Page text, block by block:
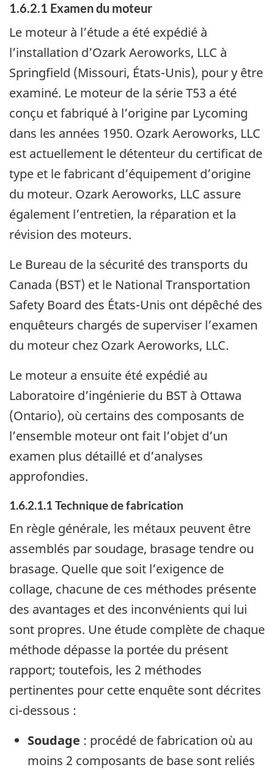
1.6.2.1 Examen du moteur
Le moteur à l’étude a été expédié à
l’installation d’Ozark Aeroworks, LLC à
Springfield (Missouri, États-Unis), pour y être
examiné. Le moteur de la série T53 a été
conçu et fabriqué à l’origine par Lycoming
dans les années 1950. Ozark Aeroworks, LLC
est actuellement le détenteur du certificat de
type et le fabricant d’équipement d’origine
du moteur. Ozark Aeroworks, LLC assure
également l’entretien, la réparation et la
révision des moteurs.
Le Bureau de la sécurité des transports du
Canada (BST) et le National Transportation
Safety Board des États-Unis ont dépêché des
enquêteurs chargés de superviser l’examen
du moteur chez Ozark Aeroworks, LLC.
Le moteur a ensuite été expédié au
Laboratoire d’ingénierie du BST à Ottawa
(Ontario), où certains des composants de
l’ensemble moteur ont fait l’objet d’un
examen plus détaillé et d’analyses
approfondies.
1.6.2.1.1 Technique de fabrication
En règle générale, les métaux peuvent être
assemblés par soudage, brasage tendre ou
brasage. Quelle que soit l’exigence de
collage, chacune de ces méthodes présente
des avantages et des inconvénients qui lui
sont propres. Une étude complète de chaque
méthode dépasse la portée du présent
rapport; toutefois, les 2 méthodes
pertinentes pour cette enquête sont décrites
ci-dessous :
Soudage : procédé de fabrication où au
moins 2 composants de base sont reliés